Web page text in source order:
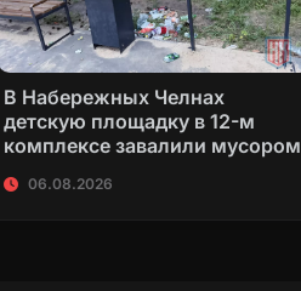
В Набережных Челнах
детскую площадку в 12-м
комплексе завалили мусором
06.08.2026